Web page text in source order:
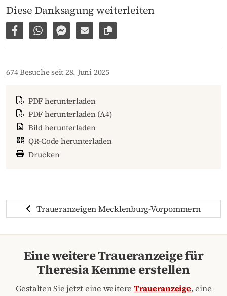
Diese Danksagung weiterleiten
Auf Facebook teilen
Per WhatsApp weiterleiten
Per Facebook Messenger weiterleiten
Per E-Mail versenden
Link zur Seite kopieren
674 Besuche seit 28. Juni 2025
PDF herunterladen
PDF herunterladen (A4)
Bild herunterladen
QR-Code herunterladen
Drucken
Traueranzeigen Mecklenburg-Vorpommern
Eine weitere Traueranzeige für
Theresia Kemme erstellen
Gestalten Sie jetzt eine weitere Traueranzeige, eine